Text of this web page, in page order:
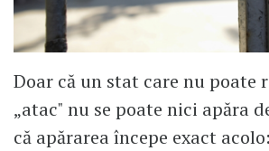
Doar că un stat care nu poate
„atac" nu se poate nici apăra
că apărarea începe exact